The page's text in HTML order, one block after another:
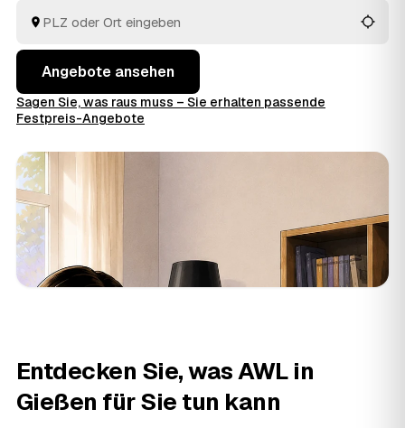
entsorgt.
Angebote ansehen
Sagen Sie, was raus muss – Sie erhalten passende
Festpreis-Angebote
Entdecken Sie, was AWL in
Gießen für Sie tun kann